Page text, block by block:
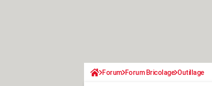
Forum Forum Bricolage Outillage